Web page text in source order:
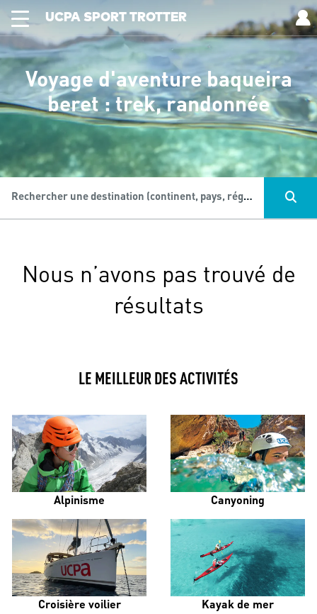
UCPA SPORT TROTTER
Voyage d'aventure baqueira
beret : trek, randonnée
Rechercher une destination (continent, pays, région...), une activité...
Nous n’avons pas trouvé de
résultats
LE MEILLEUR DES ACTIVITÉS
Alpinisme Canyoning
Croisière voilier Kayak de mer